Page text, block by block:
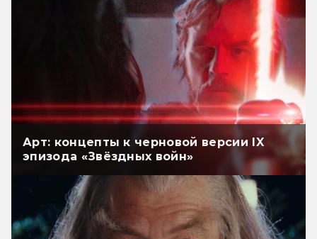
Арт: концепты к черновой версии IX
эпизода «Звёздных войн»